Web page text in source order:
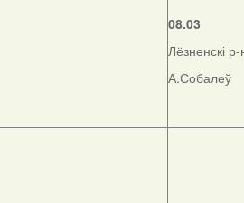
08.03
Лёзненскі
А.Собалеў